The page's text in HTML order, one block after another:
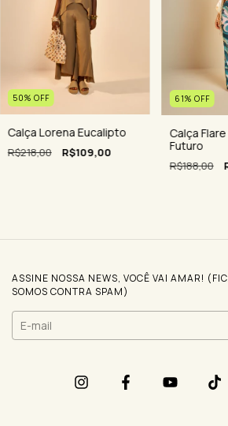
50% OFF
Calça Lorena Eucalipto
R$218,00 R$109,00
61% OFF
Calça
Futuro
R$188,00
ASSINE NOSSA NEWS, VOCÊ VAI AMAR!
SOMOS CONTRA SPAM)